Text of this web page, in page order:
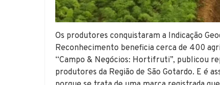
Os produtores conquistaram a Indicação
Reconhecimento beneficia cerca de 400
“Campo & Negócios: Hortifruti”, publicou
produtores da Região de São Gotardo. E é